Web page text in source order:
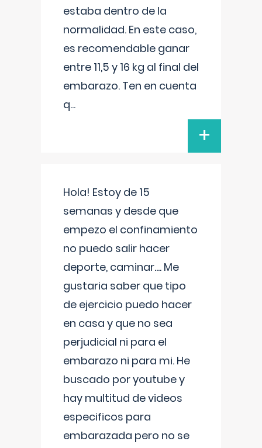
estaba dentro de la
normalidad. En este caso,
es recomendable ganar
entre 11,5 y 16 kg al final del
embarazo. Ten en cuenta
q...
+
Hola! Estoy de 15
semanas y desde que
empezo el confinamiento
no puedo salir hacer
deporte, caminar.... Me
gustaria saber que tipo
de ejercicio puedo hacer
en casa y que no sea
perjudicial ni para el
embarazo ni para mi. He
buscado por youtube y
hay multitud de videos
especificos para
embarazada pero no se